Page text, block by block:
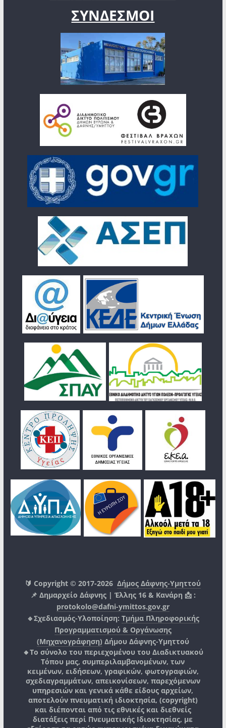
ΣΥΝΔΕΣΜΟΙ
🔰 Copyright © 2017-2026Δήμος Δάφνης-Υμηττού
📌 Δημαρχείο Δάφνης | Έλλης 16 & Κανάρη 📩 :
protokolo@dafni-ymittos.gov.gr
🔹Σχεδιασμός-Υλοποίηση: Τμήμα Πληροφορικής
Προγραμματισμού & Οργάνωσης
(Μηχανογράφηση) Δήμου Δάφνης-Υμηττού
🔸Το σύνολο του περιεχομένου του Διαδικτυακού
Τόπου μας, συμπεριλαμβανομένων, των
κειμένων, ειδήσεων, γραφικών, φωτογραφιών,
σχεδιαγραμμάτων, απεικονίσεων, παρεχόμενων
υπηρεσιών και γενικά κάθε είδους αρχείων,
αποτελούν πνευματική ιδιοκτησία, (copyright)
και διέπονται από τις εθνικές και διεθνείς
διατάξεις περί Πνευματικής Ιδιοκτησίας, με